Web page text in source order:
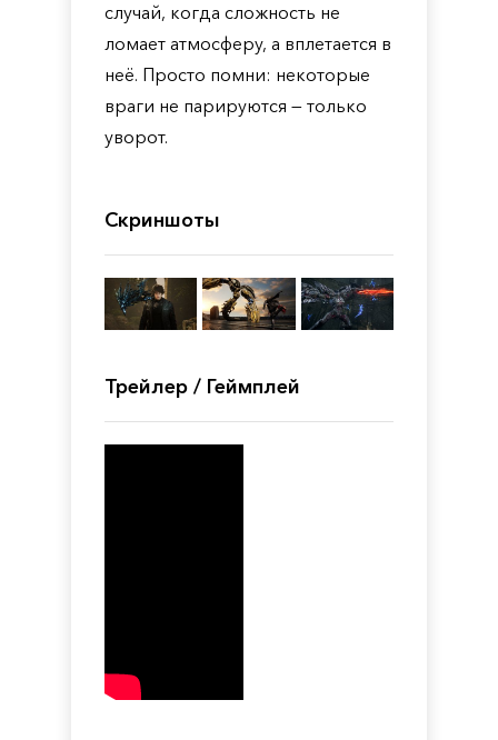
случай, когда сложность не
ломает атмосферу, а вплетается в
неё. Просто помни: некоторые
враги не парируются — только
уворот.
Скриншоты
Трейлер / Геймплей